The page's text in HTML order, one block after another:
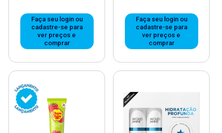
Faça seu login ou
cadastre-se para
ver preços e
comprar
Faça seu login ou
cadastre-se para
ver preços e
comprar